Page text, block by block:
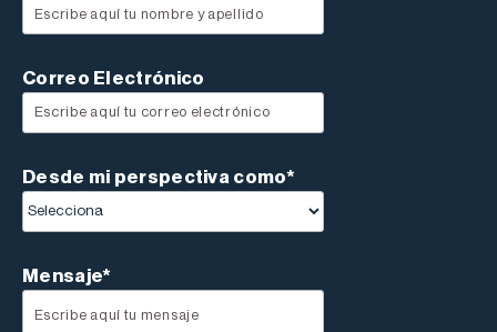
Correo Electrónico
Desde mi perspectiva como*
Mensaje*